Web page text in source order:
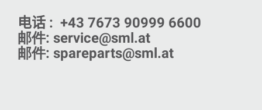
电话 : +43 7673 90999 6600
邮件: service@sml.at
邮件: spareparts@sml.at